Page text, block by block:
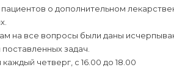
о дополнительном
на все вопросы были даны
задач.
четверг, с 16.00 до 18.00